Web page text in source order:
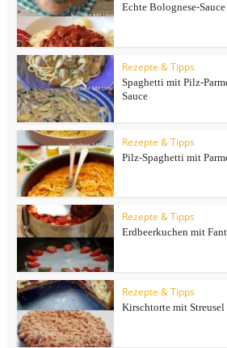
Echte Bolognese-Sauce
Rezepte & Tipps
Spaghetti mit Pilz-
Sauce
Rezepte & Tipps
Pilz-Spaghetti mit
Rezepte & Tipps
Erdbeerkuchen mit
Rezepte & Tipps
Kirschtorte mit Streusel